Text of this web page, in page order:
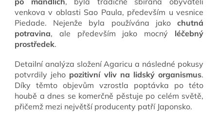
venkova v oblasti Sao Paula, především u vesnice
Piedade. Nejenže byla používána jako
chutná
potravina, ale především jako mocný
léčebný
prostředek.
Detailní analýza složení Agaricu a následné pokusy
potvrdily jeho pozitivní vliv na lidský organismus.
Díky těmto objevům vzrostla poptávka po této
houbě a dnes se komerčně pěstuje po celém světě,
přičemž mezi největší producenty patří Japonsko.